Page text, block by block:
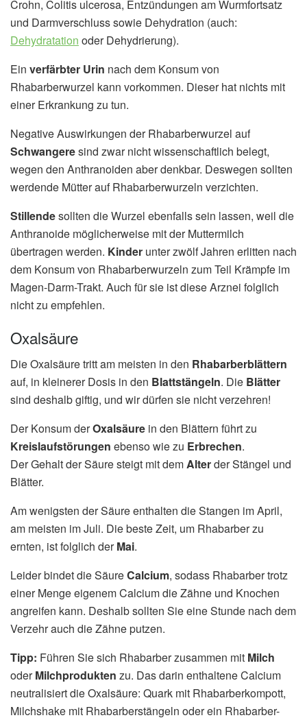
Crohn, Colitis ulcerosa, Entzündungen am Wurmfortsatz
und Darmverschluss sowie Dehydration (auch:
Dehydratation oder Dehydrierung).
Ein verfärbter Urin nach dem Konsum von
Rhabarberwurzel kann vorkommen. Dieser hat nichts mit
einer Erkrankung zu tun.
Negative Auswirkungen der Rhabarberwurzel auf
Schwangeresind zwar nicht wissenschaftlich belegt,
wegen den Anthranoiden aber denkbar. Deswegen sollten
werdende Mütter auf Rhabarberwurzeln verzichten.
Stillendesollten die Wurzel ebenfalls sein lassen, weil die
Anthranoide möglicherweise mit der Muttermilch
übertragen werden. Kinder unter zwölf Jahren erlitten nach
dem Konsum von Rhabarberwurzeln zum Teil Krämpfe im
Magen-Darm-Trakt. Auch für sie ist diese Arznei folglich
nicht zu empfehlen.
Oxalsäure
Die Oxalsäure tritt am meisten in den Rhabarberblättern
auf, in kleinerer Dosis in den Blattstängeln. Die Blätter
sind deshalb giftig, und wir dürfen sie nicht verzehren!
Der Konsum derOxalsäure in den Blättern führt zu
Kreislaufstörungen ebenso wie zu Erbrechen.
Der Gehalt der Säure steigt mit demAlterder Stängel und
Blätter.
Am wenigsten der Säure enthalten die Stangen im April,
am meisten im Juli. Die beste Zeit, um Rhabarber zu
ernten, ist folglich derMai.
Leider bindet die SäureCalcium, sodass Rhabarber trotz
einer Menge eigenem Calcium die Zähne und Knochen
angreifen kann. Deshalb sollten Sie eine Stunde nach dem
Verzehr auch die Zähne putzen.
Tipp: Führen Sie sich Rhabarber zusammen mit Milch
oderMilchprodukten zu. Das darin enthaltene Calcium
neutralisiert die Oxalsäure: Quark mit Rhabarberkompott,
Milchshake mit Rhabarberstängeln oder ein Rhabarber-